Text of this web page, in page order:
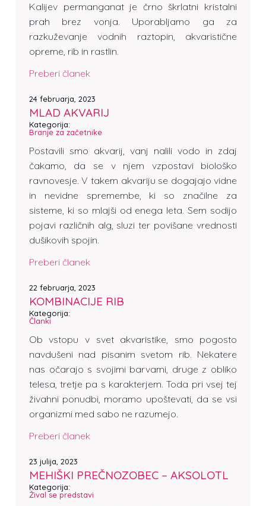
Kalijev permanganat je črno škrlatni kristalni
prah brez vonja. Uporabljamo ga za
razkuževanje vodnih raztopin, akvaristične
opreme, rib in rastlin.
Preberi članek
24 februarja, 2023
MLAD AKVARIJ
Kategorija:
Branje za začetnike
Postavili smo akvarij, vanj nalili vodo in zdaj
čakamo, da se v njem vzpostavi biološko
ravnovesje. V takem akvariju se dogajajo vidne
in nevidne spremembe, ki so značilne za
sisteme, ki so mlajši od enega leta. Sem sodijo
pojavi različnih alg, sluzi ter povišane vrednosti
dušikovih spojin.
Preberi članek
22 februarja, 2023
KOMBINACIJE RIB
Kategorija:
Članki
Ob vstopu v svet akvaristike, smo pogosto
navdušeni nad pisanim svetom rib. Nekatere
nas očarajo s svojimi barvami, druge z obliko
telesa, tretje pa s karakterjem. Toda pri vsej tej
živahni ponudbi, moramo upoštevati, da se vsi
organizmi med sabo ne razumejo.
Preberi članek
23 julija, 2023
MEHIŠKI PREČNOZOBEC – AKSOLOTL
Kategorija:
Žival se predstavi